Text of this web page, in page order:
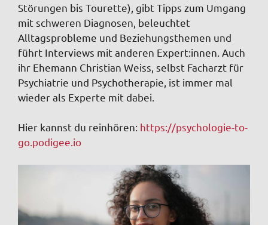
Störungen bis Tourette), gibt Tipps zum Umgang
mit schweren Diagnosen, beleuchtet
Alltagsprobleme und Beziehungsthemen und
führt Interviews mit anderen Expert:innen. Auch
ihr Ehemann Christian Weiss, selbst Facharzt für
Psychiatrie und Psychotherapie, ist immer mal
wieder als Experte mit dabei.
Hier kannst du reinhören: https://psychologie-to-
go.podigee.io